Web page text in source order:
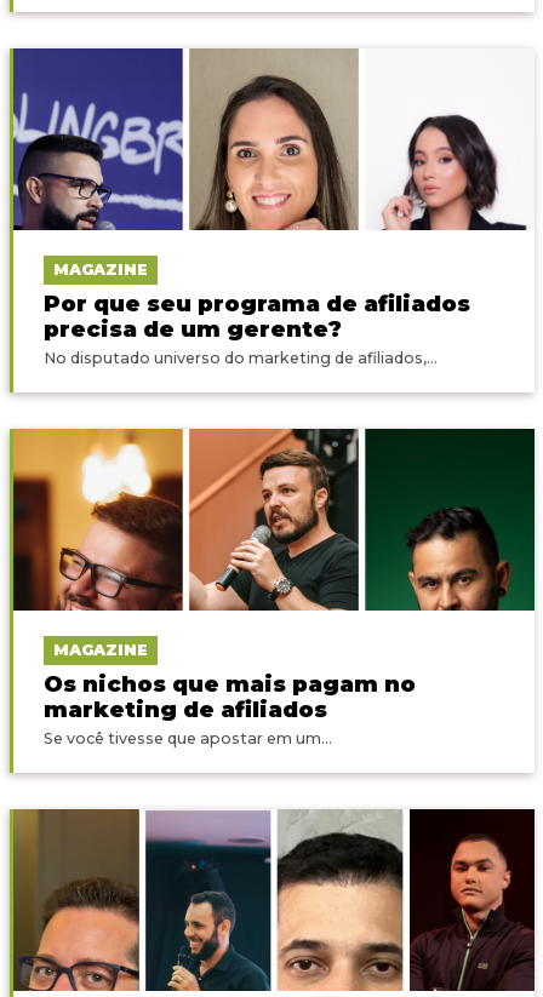
MAGAZINE
Por que seu programa de afiliados
precisa de um gerente?
No disputado universo do marketing de afiliados,...
MAGAZINE
Os nichos que mais pagam no
marketing de afiliados
Se você tivesse que apostar em um...